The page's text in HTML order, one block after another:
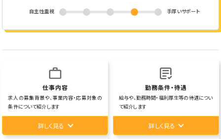
自主性重視 手厚いサポート
仕事内容
求人の募集背景や、事業内容・応募対象の
条件について紹介します
詳しく見る
勤務条件・待遇
給与や、勤務時間・福利厚生等の待遇につい
て紹介します
詳しく見る